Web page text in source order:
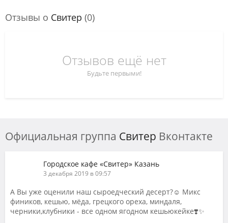
Отзывы о Свитер (0)
Отзывов ещё нет
Будьте первыми!
Официальная группа Свитер Вконтакте
Городское кафе «Свитер» Казань
3 декабря 2019 в 09:57
А Вы уже оценили наш сыроедческий десерт?☺️ Микс
фиников, кешью, мёда, грецкого ореха, миндаля,
черники,клубники - все одном ягодном кешьюкейке❣️✨